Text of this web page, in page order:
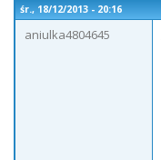
śr., 18/12/2013 - 20:16
aniulka4804645